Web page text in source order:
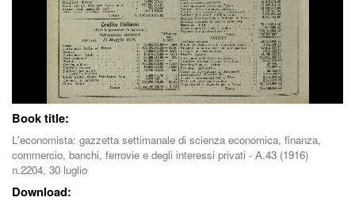
Book title:
L'economista: gazzetta settimanale di scienza economica, finanza,
commercio, banchi, ferrovie e degli interessi privati - A.43 (1916)
n.2204, 30 luglio
Download: